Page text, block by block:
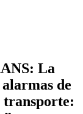
La
de
transporte: